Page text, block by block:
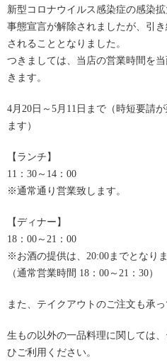
新型コロナウイルス感染症の感染
事態宣言が解除されましたが、引
されることとなりました。
つきましては、当店の営業時間を
きます。
4月20日～5月11日まで（時短要請
ます）
【ランチ】
11：30～14：00
※通常通り営業致します。
【ディナー】
18：00～21：00
※お酒の提供は、20:00までとなりま
（通常営業時間 18：00～21：30）
また、テイクアウトのご注文も承っ
生もの以外の一品料理に関しては
ひご利用ください。